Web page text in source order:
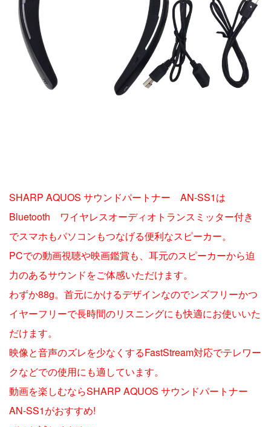
SHARP AQUOS サウンドパートナー AN-SS1は
Bluetooth ワイヤレスオーディオトランスミッター付き
でスマホもパソコンもつなげる便利なスピーカー。
PCでの動画視聴や映画鑑賞も、耳元のスピーカーから迫
力のあるサウンドをご体感いただけます。
わずか88g。首元にかけるデザインなのでンズフリーかつ
イヤーフリーで長時間のリスニングにも快適にお使いいた
だけます。
映像と音声のズレを少なくするFastStream対応でテレワー
クなどでの使用にも適しています。
動画を楽しむならSHARP AQUOS サウンドパートナー
AN-SS1がおすすめ!